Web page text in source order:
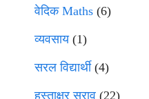
वेदिक Maths (6)
व्यवसाय(1)
सरल विद्यार्थी(4)
हस्ताक्षर सराव (22)